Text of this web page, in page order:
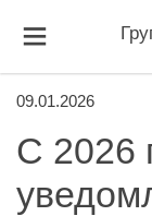
09.01.2026
С 2026